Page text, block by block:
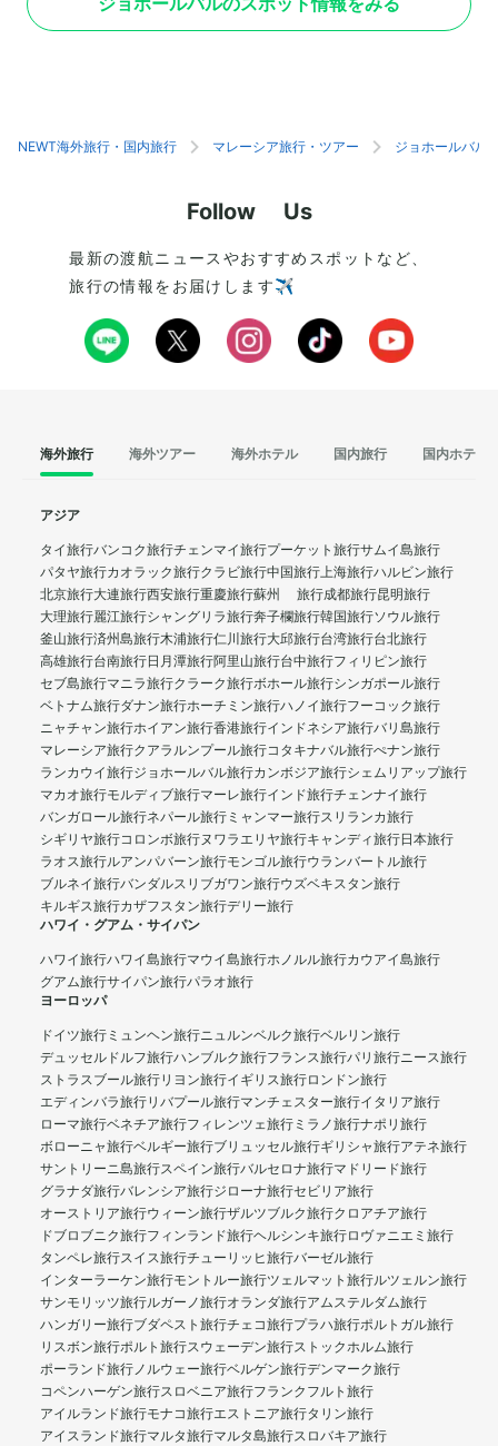
て日々利用されています。また、観光スポットと
しても人気が高く、美しい内部と敷地を見学でき
パンなど膝が露出する服装では入場できない場合
ど個性的な品々も揃
しさもパサールカラ
のもおすすめです。
ジョホールバルのスポット情報をみる
NEWT海外旅行・国内旅行 マレーシア旅行・ツアー ジョホールバル
Follow Us
最新の渡航ニュースやおすすめスポットなど、
旅行の情報をお届けします✈️
海外旅行 海外ツアー 海外ホテル 国内旅行 国内ホテル
アジア
タイ旅行バンコク旅行チェンマイ旅行プーケット旅行サムイ島旅行
パタヤ旅行カオラック旅行クラビ旅行中国旅行上海旅行ハルビン旅行
北京旅行大連旅行西安旅行重慶旅行蘇州 旅行成都旅行昆明旅行
大理旅行麗江旅行シャングリラ旅行奔子欄旅行韓国旅行ソウル旅行
釜山旅行済州島旅行木浦旅行仁川旅行大邱旅行台湾旅行台北旅行
高雄旅行台南旅行日月潭旅行阿里山旅行台中旅行フィリピン旅行
セブ島旅行マニラ旅行クラーク旅行ボホール旅行シンガポール旅行
ベトナム旅行ダナン旅行ホーチミン旅行ハノイ旅行フーコック旅行
ニャチャン旅行ホイアン旅行香港旅行インドネシア旅行バリ島旅行
マレーシア旅行クアラルンプール旅行コタキナバル旅行ぺナン旅行
ランカウイ旅行ジョホールバル旅行カンボジア旅行シェムリアップ旅行
マカオ旅行モルディブ旅行マーレ旅行インド旅行チェンナイ旅行
バンガロール旅行ネパール旅行 ミャンマー旅行スリランカ旅行
シギリヤ旅行コロンボ旅行ヌワラエリヤ旅行キャンディ旅行日本旅行
ラオス旅行ルアンパバーン旅行モンゴル旅行ウランバートル旅行
ブルネイ旅行バンダルスリブガワン旅行ウズベキスタン旅行
キルギス旅行カザフスタン旅行デリー旅行
ハワイ・グアム・サイパン
ハワイ旅行ハワイ島旅行マウイ島旅行ホノルル旅行カウアイ島旅行
グアム旅行サイパン旅行パラオ旅行
ヨーロッパ
ドイツ旅行 ミュンヘン旅行ニュルンベルク旅行ベルリン旅行
デュッセルドルフ旅行ハンブルク旅行フランス旅行パリ旅行ニース旅行
ストラスブール旅行リヨン旅行イギリス旅行ロンドン旅行
エディンバラ旅行リバプール旅行マンチェスター旅行イタリア旅行
ローマ旅行ベネチア旅行フィレンツェ旅行 ミラノ旅行ナポリ旅行
ボローニャ旅行ベルギー旅行ブリュッセル旅行ギリシャ旅行アテネ旅行
サントリーニ島旅行スペイン旅行バルセロナ旅行マドリード旅行
グラナダ旅行バレンシア旅行ジローナ旅行セビリア旅行
オーストリア旅行ウィーン旅行ザルツブルク旅行クロアチア旅行
ドブロブニク旅行フィンランド旅行ヘルシンキ旅行ロヴァニエミ旅行
タンペレ旅行スイス旅行チューリッヒ旅行バーゼル旅行
インターラーケン旅行モントルー旅行ツェルマット旅行ルツェルン旅行
サンモリッツ旅行ルガーノ旅行オランダ旅行アムステルダム旅行
ハンガリー旅行ブダペスト旅行チェコ旅行プラハ旅行ポルトガル旅行
リスボン旅行ポルト旅行スウェーデン旅行ストックホルム旅行
ポーランド旅行ノルウェー旅行ベルゲン旅行デンマーク旅行
コペンハーゲン旅行スロベニア旅行フランクフルト旅行
アイルランド旅行モナコ旅行エストニア旅行タリン旅行
アイスランド旅行マルタ旅行マルタ島旅行スロバキア旅行